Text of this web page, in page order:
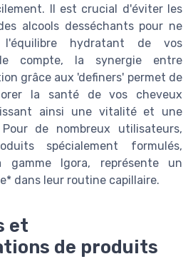
Il est crucial d'éviter les
alcools desséchants pour ne
l'équilibre hydratant de vos
compte, la synergie entre
grâce aux 'definers' permet de
la santé de vos cheveux
ainsi une vitalité et une
de nombreux utilisateurs,
spécialement formulés,
Igora, représente un
dans leur routine capillaire.
et
de produits